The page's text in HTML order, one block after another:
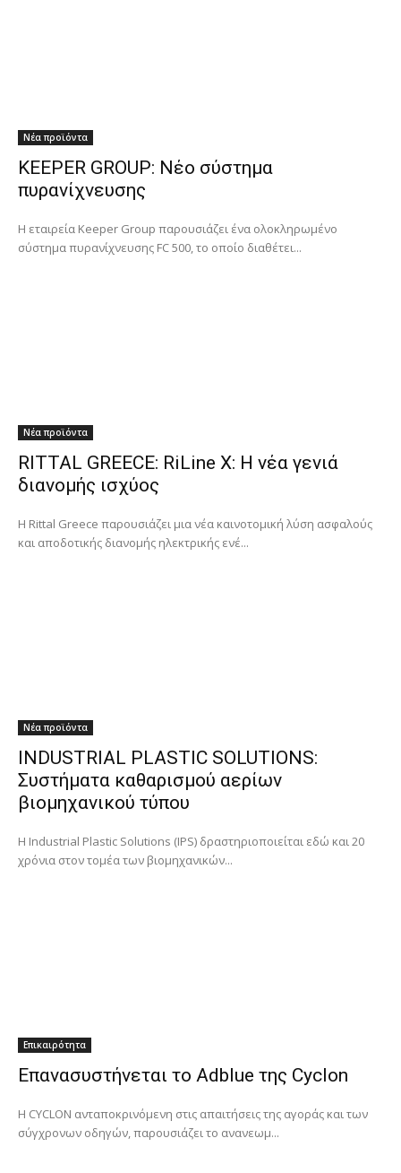
Νέα προϊόντα
KEEPER GROUP: Νέο σύστημα
πυρανίχνευσης
Η εταιρεία Keeper Group παρουσιάζει ένα ολοκληρωμένο
σύστημα πυρανίχνευσης FC 500, το οποίο διαθέτει...
Νέα προϊόντα
RITTAL GREECE: RiLine X: Η νέα γενιά
διανομής ισχύος
Η Rittal Greece παρουσιάζει μια νέα καινοτομική λύση ασφαλούς
και αποδοτικής διανομής ηλεκτρικής ενέ...
Νέα προϊόντα
INDUSTRIAL PLASTIC SOLUTIONS:
Συστήματα καθαρισμού αερίων
βιομηχανικού τύπου
Η Industrial Plastic Solutions (IPS) δραστηριοποιείται εδώ και 20
χρόνια στον τομέα των βιομηχανικών...
Επικαιρότητα
Επανασυστήνεται το Adblue της Cyclon
Η CYCLON ανταποκρινόμενη στις απαιτήσεις της αγοράς και των
σύγχρονων οδηγών, παρουσιάζει το ανανεωμ...